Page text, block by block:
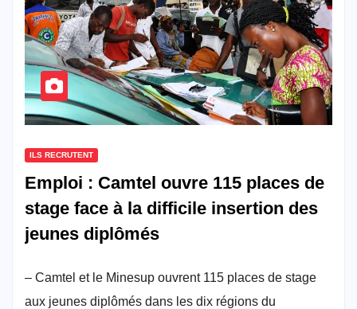
ILS RECRUTENT
Emploi : Camtel ouvre 115 places de
stage face à la difficile insertion des
jeunes diplômés
– Camtel et le Minesup ouvrent 115 places de stage
aux jeunes diplômés dans les dix régions du